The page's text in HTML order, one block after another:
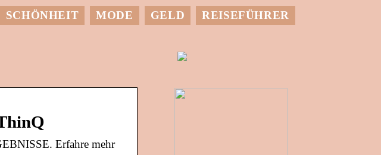
SCHÖNHEIT MODE GELD REISEFÜHRER
Erfahre mehr